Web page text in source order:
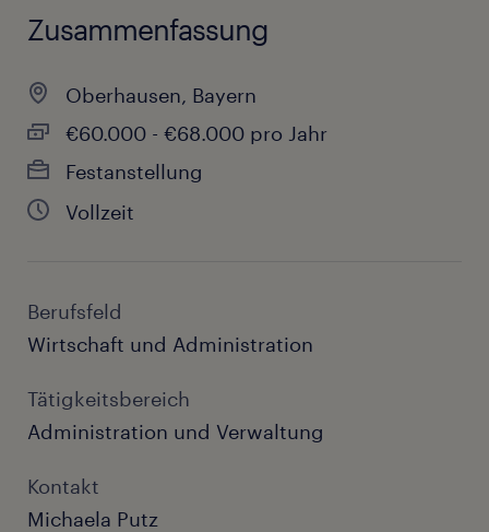
Zusammenfassung
Oberhausen, Bayern
€60.000 - €68.000 pro Jahr
Festanstellung
Vollzeit
Berufsfeld
Wirtschaft und Administration
Tätigkeitsbereich
Administration und Verwaltung
Kontakt
Michaela Putz